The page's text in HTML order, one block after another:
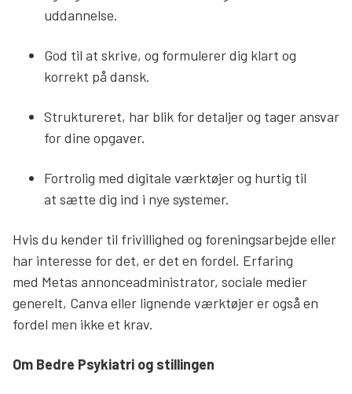
uddannelse.
God til at skrive, og formulerer dig klart og
korrekt på dansk.
Struktureret, har blik for detaljer og tager ansvar
for dine opgaver.
Fortrolig med digitale værktøjer og hurtig til
at sætte dig ind i nye systemer.
Hvis du kender til frivillighed og foreningsarbejde eller
har interesse for det, er det en fordel. Erfaring
med Metas annonceadministrator, sociale medier
generelt, Canva eller lignende værktøjer er også en
fordel men ikke et krav.
Om Bedre Psykiatri og stillingen